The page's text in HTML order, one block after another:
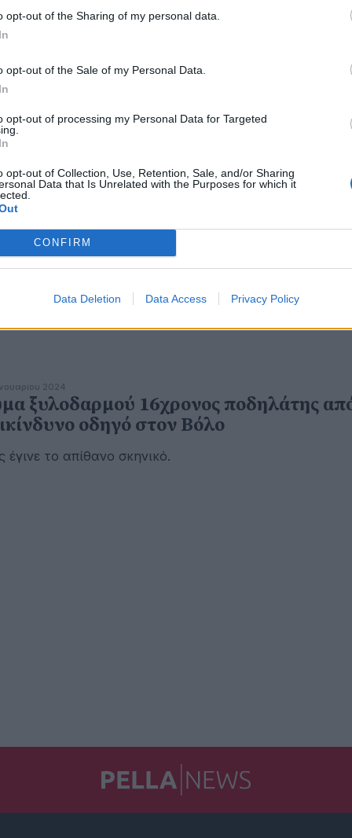
opt-out of the Sharing of my personal data.
opt-out of the Sale of my Personal Data.
opt-out of processing my Personal Data for Targeted
opt-out of Collection, Use, Retention, Sale, and/or Sharing
Data that Is Unrelated with the Purposes for which it
CONFIRM
Data Deletion Data Access Privacy Policy
2024
«Παρέσυρα τρία άτομα» -
του τηλεφώνησε πρώτα ο
οδηγός που τραυμάτισε γονείς
παιδί
2024
ξυλοδαρμού 16χρονος ποδηλάτης
οδηγό στον Βόλο
έγινε το απίθανο σκηνικό.